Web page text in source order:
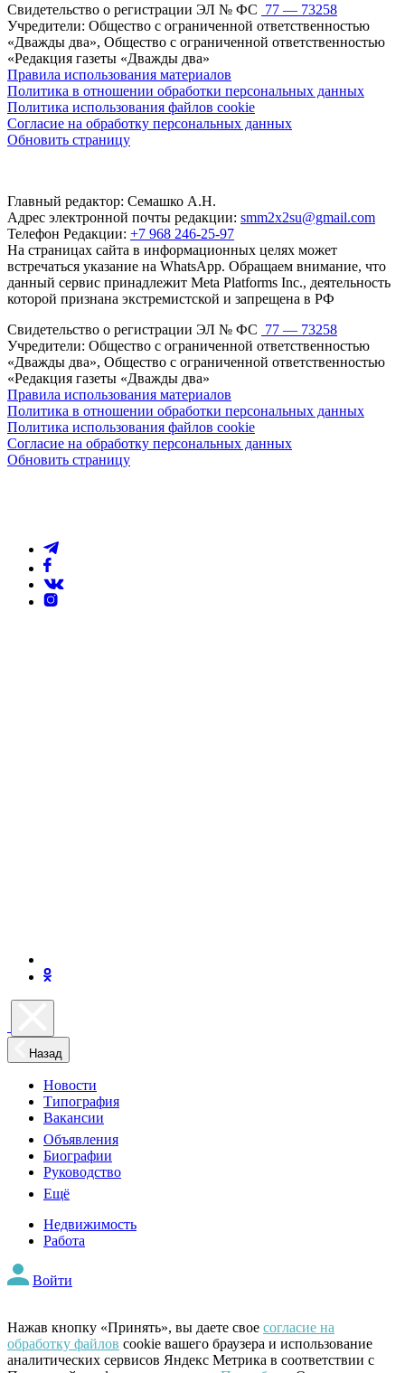
Свидетельство о регистрации ЭЛ № ФС 77 — 73258
Учредители: Общество с ограниченной ответственностью
«Дважды два», Общество с ограниченной ответственностью
«Редакция газеты «Дважды два»
Правила использования материалов
Политика в отношении обработки персональных данных
Политика использования файлов cookie
Согласие на обработку персональных данных
Обновить страницу
Главный редактор: Семашко А.Н.
Адрес электронной почты редакции: smm2x2su@gmail.com
Телефон Редакции: +7 968 246-25-97
На страницах сайта в информационных целях может
встречаться указание на WhatsApp. Обращаем внимание, что
данный сервис принадлежит Meta Platforms Inc., деятельность
которой признана экстремистской и запрещена в РФ
Свидетельство о регистрации ЭЛ № ФС 77 — 73258
Учредители: Общество с ограниченной ответственностью
«Дважды два», Общество с ограниченной ответственностью
«Редакция газеты «Дважды два»
Правила использования материалов
Политика в отношении обработки персональных данных
Политика использования файлов cookie
Согласие на обработку персональных данных
Обновить страницу
Назад
Новости
Типография
Вакансии
Объявления
Биографии
Руководство
Ещё
Недвижимость
Работа
Войти
Нажав кнопку «Принять», вы даете свое согласие на
обработку файлов cookie вашего браузера и использование
аналитических сервисов Яндекс Метрика в соответствии с